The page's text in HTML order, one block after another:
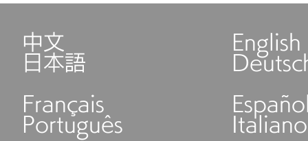
中文 English
日本語
Français
Português Italiano